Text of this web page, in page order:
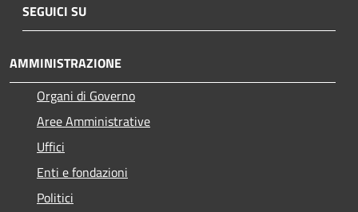
SEGUICI SU
AMMINISTRAZIONE
Organi di Governo
Aree Amministrative
Uffici
Enti e fondazioni
Politici